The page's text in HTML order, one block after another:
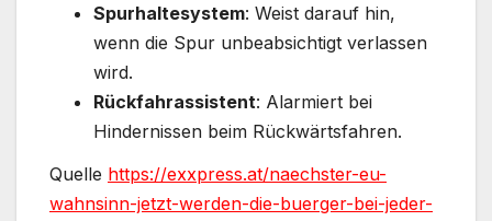
Spurhaltesystem: Weist darauf hin,
wenn die Spur unbeabsichtigt verlassen
wird.
Rückfahrassistent: Alarmiert bei
Hindernissen beim Rückwärtsfahren.
Quelle https://exxpress.at/naechster-eu-
wahnsinn-jetzt-werden-die-buerger-bei-jeder-